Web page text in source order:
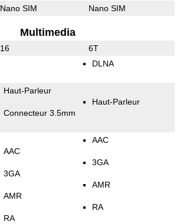
Nano SIM Nano SIM
Multimedia
16 6T
DLNA
Haut-Parleur
Connecteur 3.5mm
Haut-Parleur
AAC
3GA
AMR
RA
AAC
3GA
AMR
RA